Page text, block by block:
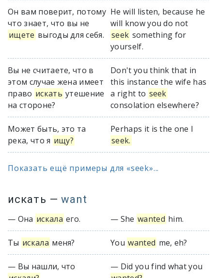
Он вам поверит, потому
что знает, что вы не
ищете выгоды для себя.
He will listen, because he
will know you do not
seek something for
yourself.
Вы не считаете, что в
этом случае жена имеет
право искать утешение
на стороне?
Don't you think that in
this instance the wife has
a right to seek
consolation elsewhere?
Может быть, это та
река, что я ищу?
Perhaps it is the one I
seek.
Показать ещё примеры для «seek»...
искать — want
— Она искала его. — She wanted him.
Ты искала меня? You wanted me, eh?
— Вы нашли, что
— Did you find what you